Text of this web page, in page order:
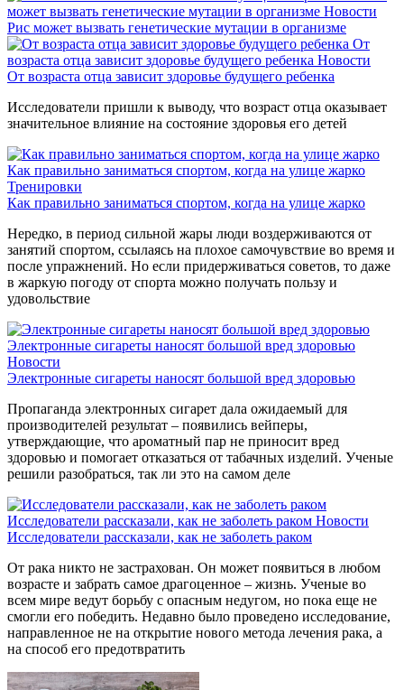
может вызвать генетические мутации в организме Новости
Рис может вызвать генетические мутации в организме
От
возраста отца зависит здоровье будущего ребенка Новости
От возраста отца зависит здоровье будущего ребенка
Исследователи пришли к выводу, что возраст отца оказывает
значительное влияние на состояние здоровья его детей
Как правильно заниматься спортом, когда на улице жарко
Тренировки
Как правильно заниматься спортом, когда на улице жарко
Нередко, в период сильной жары люди воздерживаются от
занятий спортом, ссылаясь на плохое самочувствие во время и
после упражнений. Но если придерживаться советов, то даже
в жаркую погоду от спорта можно получать пользу и
удовольствие
Электронные сигареты наносят большой вред здоровью
Новости
Электронные сигареты наносят большой вред здоровью
Пропаганда электронных сигарет дала ожидаемый для
производителей результат – появились вейперы,
утверждающие, что ароматный пар не приносит вред
здоровью и помогает отказаться от табачных изделий. Ученые
решили разобраться, так ли это на самом деле
Исследователи рассказали, как не заболеть раком Новости
Исследователи рассказали, как не заболеть раком
От рака никто не застрахован. Он может появиться в любом
возрасте и забрать самое драгоценное – жизнь. Ученые во
всем мире ведут борьбу с опасным недугом, но пока еще не
смогли его победить. Недавно было проведено исследование,
направленное не на открытие нового метода лечения рака, а
на способ его предотвратить